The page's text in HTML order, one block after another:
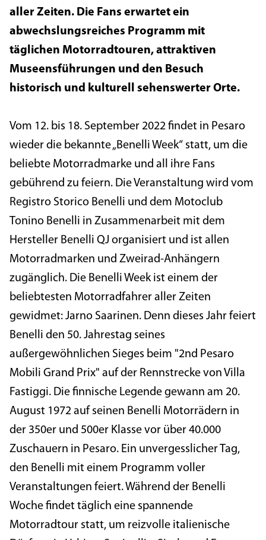
aller Zeiten. Die Fans erwartet ein
abwechslungsreiches Programm mit
täglichen Motorradtouren, attraktiven
Museensführungen und den Besuch
historisch und kulturell sehenswerter Orte.
Vom 12. bis 18. September 2022 findet in Pesaro
wieder die bekannte „Benelli Week“ statt, um die
beliebte Motorradmarke und all ihre Fans
gebührend zu feiern. Die Veranstaltung wird vom
Registro Storico Benelli und dem Motoclub
Tonino Benelli in Zusammenarbeit mit dem
Hersteller Benelli QJ organisiert und ist allen
Motorradmarken und Zweirad-Anhängern
zugänglich. Die Benelli Week ist einem der
beliebtesten Motorradfahrer aller Zeiten
gewidmet: Jarno Saarinen. Denn dieses Jahr feiert
Benelli den 50. Jahrestag seines
außergewöhnlichen Sieges beim "2nd Pesaro
Mobili Grand Prix" auf der Rennstrecke von Villa
Fastiggi. Die finnische Legende gewann am 20.
August 1972 auf seinen Benelli Motorrädern in
der 350er und 500er Klasse vor über 40.000
Zuschauern in Pesaro. Ein unvergesslicher Tag,
den Benelli mit einem Programm voller
Veranstaltungen feiert. Während der Benelli
Woche findet täglich eine spannende
Motorradtour statt, um reizvolle italienische